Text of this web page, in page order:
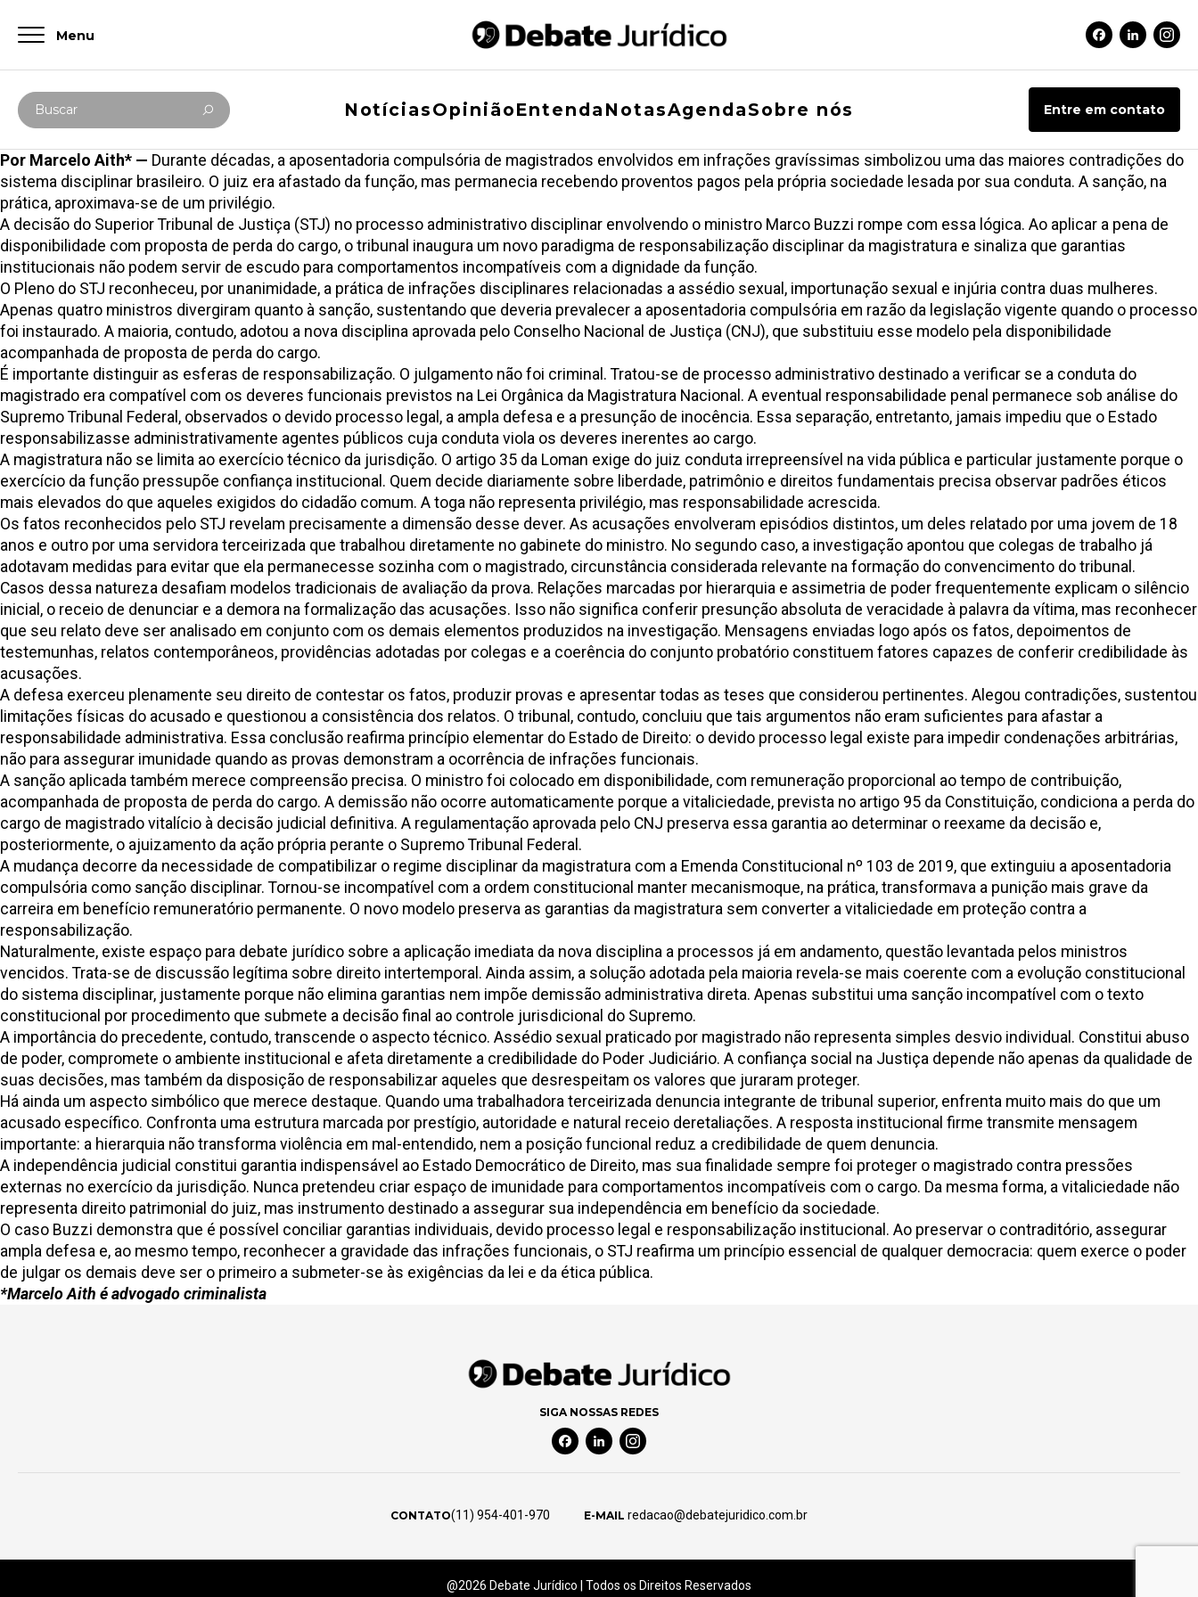
Menu Facebook
Linkedin
Digite abaixo sua busca
Buscar
NotíciasOpiniãoEntenda NotasAgendaSobre nós Entre em contato
Por Marcelo Aith* — Durante décadas, a aposentadoria compulsória de magistrados envolvidos em infrações gravíssimas simbolizou uma das maiores contradições do
sistema disciplinar brasileiro. O juiz era afastado da função, mas permanecia recebendo proventos pagos pela própria sociedade lesada por sua conduta. A sanção, na
prática, aproximava-se de um privilégio.
A decisão do Superior Tribunal de Justiça (STJ) no processo administrativo disciplinar envolvendo o ministro Marco Buzzi rompe com essa lógica. Ao aplicar a pena de
disponibilidade com proposta de perda do cargo, o tribunal inaugura um novo paradigma de responsabilização disciplinar da magistratura e sinaliza que garantias
institucionais não podem servir de escudo para comportamentos incompatíveis com a dignidade da função.
O Pleno do STJ reconheceu, por unanimidade, a prática de infrações disciplinares relacionadas a assédio sexual, importunação sexual e injúria contra duas mulheres.
Apenas quatro ministros divergiram quanto à sanção, sustentando que deveria prevalecer a aposentadoria compulsória em razão da legislação vigente quando o processo
foi instaurado. A maioria, contudo, adotou a nova disciplina aprovada pelo Conselho Nacional de Justiça (CNJ), que substituiu esse modelo pela disponibilidade
acompanhada de proposta de perda do cargo.
É importante distinguir as esferas de responsabilização. O julgamento não foi criminal. Tratou-se de processo administrativo destinado a verificar se a conduta do
magistrado era compatível com os deveres funcionais previstos na Lei Orgânica da Magistratura Nacional. A eventual responsabilidade penal permanece sob análise do
Supremo Tribunal Federal, observados o devido processo legal, a ampla defesa e a presunção de inocência. Essa separação, entretanto, jamais impediu que o Estado
responsabilizasse administrativamente agentes públicos cuja conduta viola os deveres inerentes ao cargo.
A magistratura não se limita ao exercício técnico da jurisdição. O artigo 35 da Loman exige do juiz conduta irrepreensível na vida pública e particular justamente porque o
exercício da função pressupõe confiança institucional. Quem decide diariamente sobre liberdade, patrimônio e direitos fundamentais precisa observar padrões éticos
mais elevados do que aqueles exigidos do cidadão comum. A toga não representa privilégio, mas responsabilidade acrescida.
Os fatos reconhecidos pelo STJ revelam precisamente a dimensão desse dever. As acusações envolveram episódios distintos, um deles relatado por uma jovem de 18
anos e outro por uma servidora terceirizada que trabalhou diretamente no gabinete do ministro. No segundo caso, a investigação apontou que colegas de trabalho já
adotavam medidas para evitar que ela permanecesse sozinha com o magistrado, circunstância considerada relevante na formação do convencimento do tribunal.
Casos dessa natureza desafiam modelos tradicionais de avaliação da prova. Relações marcadas por hierarquia e assimetria de poder frequentemente explicam o silêncio
inicial, o receio de denunciar e a demora na formalização das acusações. Isso não significa conferir presunção absoluta de veracidade à palavra da vítima, mas reconhecer
que seu relato deve ser analisado em conjunto com os demais elementos produzidos na investigação. Mensagens enviadas logo após os fatos, depoimentos de
testemunhas, relatos contemporâneos, providências adotadas por colegas e a coerência do conjunto probatório constituem fatores capazes de conferir credibilidade às
acusações.
A defesa exerceu plenamente seu direito de contestar os fatos, produzir provas e apresentar todas as teses que considerou pertinentes. Alegou contradições, sustentou
limitações físicas do acusado e questionou a consistência dos relatos. O tribunal, contudo, concluiu que tais argumentos não eram suficientes para afastar a
responsabilidade administrativa. Essa conclusão reafirma princípio elementar do Estado de Direito: o devido processo legal existe para impedir condenações arbitrárias,
não para assegurar imunidade quando as provas demonstram a ocorrência de infrações funcionais.
A sanção aplicada também merece compreensão precisa. O ministro foi colocado em disponibilidade, com remuneração proporcional ao tempo de contribuição,
acompanhada de proposta de perda do cargo. A demissão não ocorre automaticamente porque a vitaliciedade, prevista no artigo 95 da Constituição, condiciona a perda do
cargo de magistrado vitalício à decisão judicial definitiva. A regulamentação aprovada pelo CNJ preserva essa garantia ao determinar o reexame da decisão e,
posteriormente, o ajuizamento da ação própria perante o Supremo Tribunal Federal.
A mudança decorre da necessidade de compatibilizar o regime disciplinar da magistratura com a Emenda Constitucional nº 103 de 2019, que extinguiu a aposentadoria
compulsória como sanção disciplinar. Tornou-se incompatível com a ordem constitucional manter mecanismoque, na prática, transformava a punição mais grave da
carreira em benefício remuneratório permanente. O novo modelo preserva as garantias da magistratura sem converter a vitaliciedade em proteção contra a
responsabilização.
Naturalmente, existe espaço para debate jurídico sobre a aplicação imediata da nova disciplina a processos já em andamento, questão levantada pelos ministros
vencidos. Trata-se de discussão legítima sobre direito intertemporal. Ainda assim, a solução adotada pela maioria revela-se mais coerente com a evolução constitucional
do sistema disciplinar, justamente porque não elimina garantias nem impõe demissão administrativa direta. Apenas substitui uma sanção incompatível com o texto
constitucional por procedimento que submete a decisão final ao controle jurisdicional do Supremo.
A importância do precedente, contudo, transcende o aspecto técnico. Assédio sexual praticado por magistrado não representa simples desvio individual. Constitui abuso
de poder, compromete o ambiente institucional e afeta diretamente a credibilidade do Poder Judiciário. A confiança social na Justiça depende não apenas da qualidade de
suas decisões, mas também da disposição de responsabilizar aqueles que desrespeitam os valores que juraram proteger.
Há ainda um aspecto simbólico que merece destaque. Quando uma trabalhadora terceirizada denuncia integrante de tribunal superior, enfrenta muito mais do que um
acusado específico. Confronta uma estrutura marcada por prestígio, autoridade e natural receio deretaliações. A resposta institucional firme transmite mensagem
importante: a hierarquia não transforma violência em mal-entendido, nem a posição funcional reduz a credibilidade de quem denuncia.
A independência judicial constitui garantia indispensável ao Estado Democrático de Direito, mas sua finalidade sempre foi proteger o magistrado contra pressões
externas no exercício da jurisdição. Nunca pretendeu criar espaço de imunidade para comportamentos incompatíveis com o cargo. Da mesma forma, a vitaliciedade não
representa direito patrimonial do juiz, mas instrumento destinado a assegurar sua independência em benefício da sociedade.
O caso Buzzi demonstra que é possível conciliar garantias individuais, devido processo legal e responsabilização institucional. Ao preservar o contraditório, assegurar
ampla defesa e, ao mesmo tempo, reconhecer a gravidade das infrações funcionais, o STJ reafirma um princípio essencial de qualquer democracia: quem exerce o poder
de julgar os demais deve ser o primeiro a submeter-se às exigências da lei e da ética pública.
*Marcelo Aith é advogado criminalista
SIGA NOSSAS REDES
Facebook Social Media
Linkedin Social Media
Instagram Social Media
CONTATO(11) 954-401-970 E-MAIL redacao@debatejuridico.com.br
@2026 Debate Jurídico | Todos os Direitos Reservados